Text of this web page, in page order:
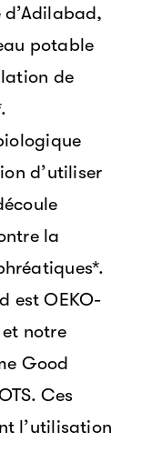
potable
de
d’utiliser
la
est OEKO-
et notre
Good
Ces
l’utilisation